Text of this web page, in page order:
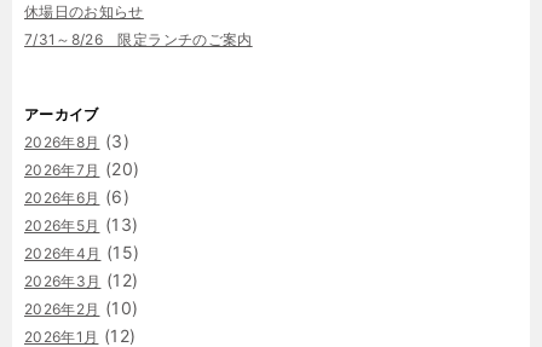
休場日のお知らせ
7/31～8/26 限定ランチのご案内
アーカイブ
2026年8月 (3)
2026年7月 (20)
2026年6月 (6)
2026年5月 (13)
2026年4月 (15)
2026年3月 (12)
2026年2月 (10)
2026年1月 (12)